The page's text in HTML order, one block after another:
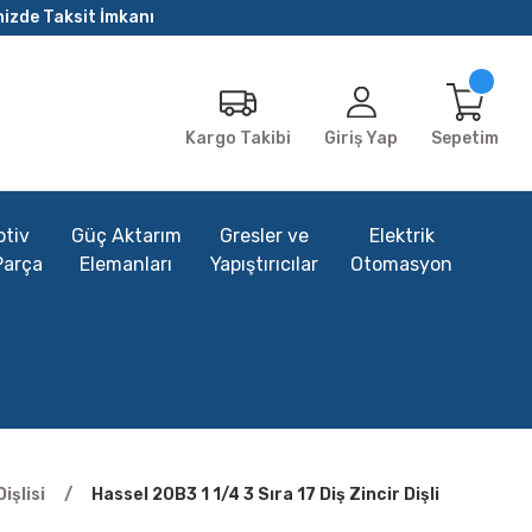
Taksit İmkanı
Kargo Takibi Giriş Yap Sepetim
Güç Aktarım
Elemanları
Gresler ve
Yapıştırıcılar
Elektrik
Otomasyon
Hassel 20B3 1 1/4 3 Sıra 17 Diş Zincir Dişli